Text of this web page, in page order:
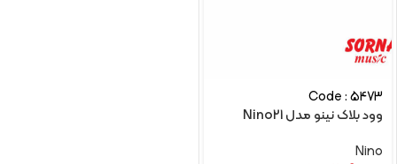
Code : 5473
وود بلاک نینو مدل Nino21
Nino